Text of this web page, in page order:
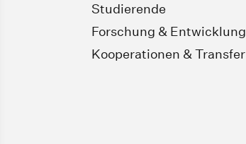
Studierende
Forschung & Entwicklung
Kooperationen & Transfer